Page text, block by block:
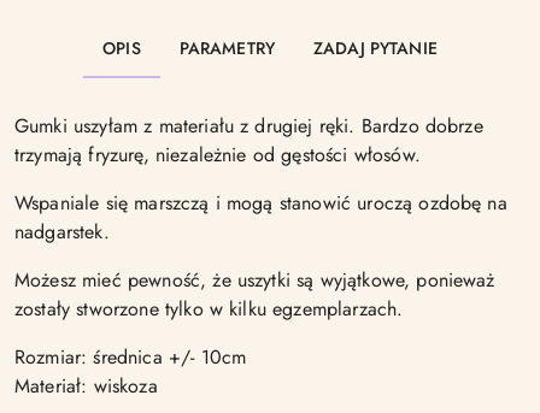
dostawaOPIS PARAMETRY ZADAJ PYTANIE
Gumki uszyłam z materiału z drugiej ręki. Bardzo dobrze
trzymają fryzurę, niezależnie od gęstości włosów.
Wspaniale się marszczą i mogą stanowić uroczą ozdobę na
nadgarstek.
Możesz mieć pewność, że uszytki są wyjątkowe, ponieważ
zostały stworzone tylko w kilku egzemplarzach.
Rozmiar: średnica +/- 10cm
Materiał: wiskoza